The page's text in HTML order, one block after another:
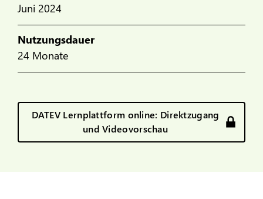
Juni 2024
Nutzungsdauer
24 Monate
DATEV Lernplattform online: Direktzugang
und Videovorschau